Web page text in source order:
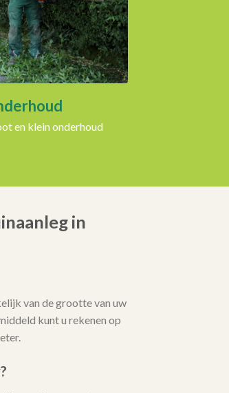
en klein onderhoud
in
van de grootte van uw
kunt u rekenen op